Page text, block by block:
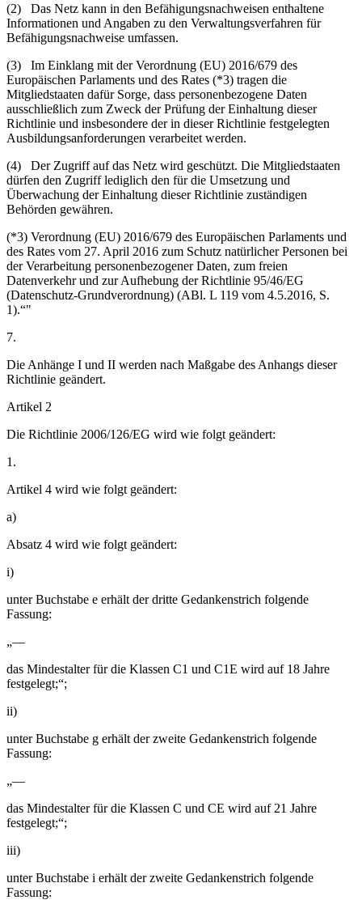
(2) Das Netz kann in den Befähigungsnachweisen enthaltene
Informationen und Angaben zu den Verwaltungsverfahren für
Befähigungsnachweise umfassen.
(3) Im Einklang mit der Verordnung (EU) 2016/679 des
Europäischen Parlaments und des Rates (*3) tragen die
Mitgliedstaaten dafür Sorge, dass personenbezogene Daten
ausschließlich zum Zweck der Prüfung der Einhaltung dieser
Richtlinie und insbesondere der in dieser Richtlinie festgelegten
Ausbildungsanforderungen verarbeitet werden.
(4) Der Zugriff auf das Netz wird geschützt. Die Mitgliedstaaten
dürfen den Zugriff lediglich den für die Umsetzung und
Überwachung der Einhaltung dieser Richtlinie zuständigen
Behörden gewähren.
(*3) Verordnung (EU) 2016/679 des Europäischen Parlaments und
des Rates vom 27. April 2016 zum Schutz natürlicher Personen bei
der Verarbeitung personenbezogener Daten, zum freien
Datenverkehr und zur Aufhebung der Richtlinie 95/46/EG
(Datenschutz-Grundverordnung) (ABl. L 119 vom 4.5.2016, S.
1).“"
7.
Die Anhänge I und II werden nach Maßgabe des Anhangs dieser
Richtlinie geändert.
Artikel 2
Die Richtlinie 2006/126/EG wird wie folgt geändert:
1.
Artikel 4 wird wie folgt geändert:
a)
Absatz 4 wird wie folgt geändert:
i)
unter Buchstabe e erhält der dritte Gedankenstrich folgende
Fassung:
„—
das Mindestalter für die Klassen C1 und C1E wird auf 18 Jahre
festgelegt;“;
ii)
unter Buchstabe g erhält der zweite Gedankenstrich folgende
Fassung:
„—
das Mindestalter für die Klassen C und CE wird auf 21 Jahre
festgelegt;“;
iii)
unter Buchstabe i erhält der zweite Gedankenstrich folgende
Fassung: